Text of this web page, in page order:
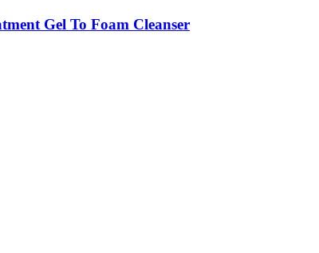
Gel To Foam Cleanser